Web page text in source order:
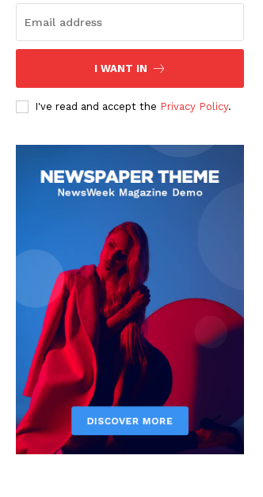
I WANT IN
I've read and accept the Privacy Policy.